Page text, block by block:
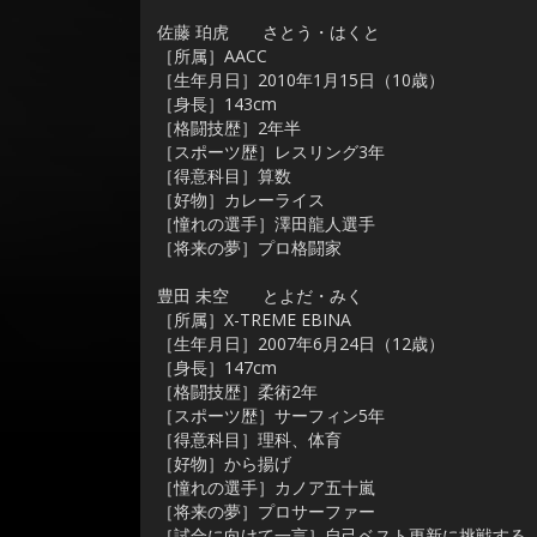
佐藤 珀虎 さとう・はくと
［所属］AACC
［生年月日］2010年1月15日（10歳）
［身長］143cm
［格闘技歴］2年半
［スポーツ歴］レスリング3年
［得意科目］算数
［好物］カレーライス
［憧れの選手］澤田龍人選手
［将来の夢］プロ格闘家
豊田 未空 とよだ・みく
［所属］X-TREME EBINA
［生年月日］2007年6月24日（12歳）
［身長］147cm
［格闘技歴］柔術2年
［スポーツ歴］サーフィン5年
［得意科目］理科、体育
［好物］から揚げ
［憧れの選手］カノア五十嵐
［将来の夢］プロサーファー